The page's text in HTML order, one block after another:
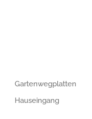
Gartenwegplatten
Hauseingang